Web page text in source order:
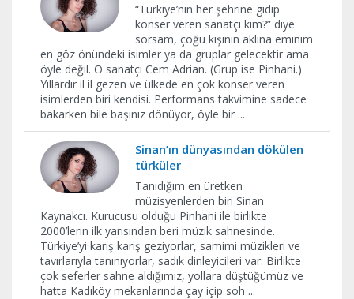
“Türkiye’nin her şehrine gidip
konser veren sanatçı kim?” diye
sorsam, çoğu kişinin aklına eminim
en göz önündeki isimler ya da gruplar gelecektir ama
öyle değil. O sanatçı Cem Adrian. (Grup ise Pinhani.)
Yıllardır il il gezen ve ülkede en çok konser veren
isimlerden biri kendisi. Performans takvimine sadece
bakarken bile başınız dönüyor, öyle bir ...
Sinan’ın dünyasından dökülen
türküler
Tanıdığım en üretken
müzisyenlerden biri Sinan
Kaynakcı. Kurucusu olduğu Pinhani ile birlikte
2000’lerin ilk yarısından beri müzik sahnesinde.
Türkiye’yi karış karış geziyorlar, samimi müzikleri ve
tavırlarıyla tanınıyorlar, sadık dinleyicileri var. Birlikte
çok seferler sahne aldığımız, yollara düştüğümüz ve
hatta Kadıköy mekanlarında çay içip soh ...